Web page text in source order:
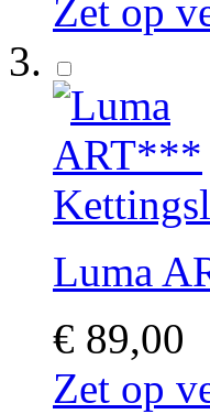
Zet op
Luma
€ 89,00
Zet op